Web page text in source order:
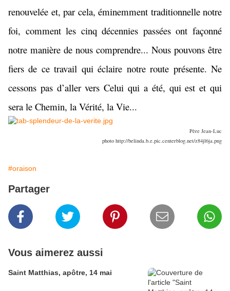
renouvelée et, par cela, éminemment traditionnelle notre
foi, comment les cinq décennies passées ont façonné
notre manière de nous comprendre... Nous pouvons être
fiers de ce travail qui éclaire notre route présente. Ne
cessons pas d’aller vers Celui qui a été, qui est et qui
sera le Chemin, la Vérité, la Vie...
Père Jean-Luc
photo http://belinda.b.e.pic.centerblog.net/z84jl6ja.png
#oraison
Partager
Vous aimerez aussi
Saint Matthias, apôtre, 14 mai